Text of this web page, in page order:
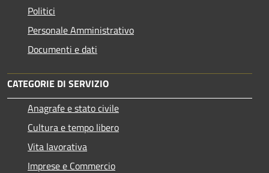
Politici
Personale Amministrativo
Documenti e dati
CATEGORIE DI SERVIZIO
Anagrafe e stato civile
Cultura e tempo libero
Vita lavorativa
Imprese e Commercio